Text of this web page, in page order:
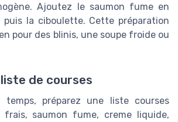
Ajoutez le saumon fume en
puis la ciboulette. Cette préparation
pour des blinis, une soupe froide ou
de courses
temps, préparez une liste courses
saumon fume, creme liquide,